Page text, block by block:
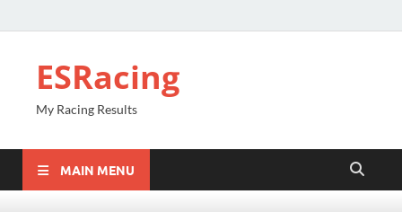
ESRacing
My Racing Results
MAIN MENU